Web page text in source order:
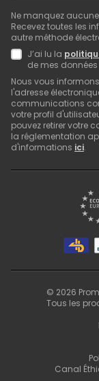
Ne manquez
Recevez toutes les
autre méthode
J’ai lu la
de mes données
Nous vous
l'adresse
communications
votre profil
pouvez retirer votre
la réglementation
d'informations ici.
© 2026
Tous les
Canal